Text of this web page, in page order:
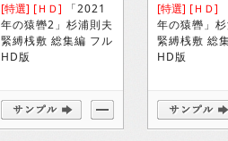
[特選] [ＨＤ] 「2021
年の猿轡2」杉浦則夫
緊縛桟敷 総集編 フル
HD版
[特選] [ＨＤ]
年の猿轡」
緊縛桟敷 総
HD版